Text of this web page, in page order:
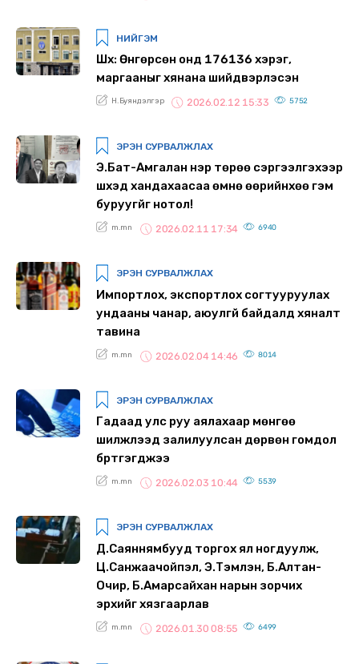
НИЙГЭМ
Шүүх: Өнгөрсөн онд 176136 хэрэг,
маргааныг хянана шийдвэрлэсэн
Н.Буяндэлгэр 2026.02.12 15:33 5752
ЭРЭН СУРВАЛЖЛАХ
Э.Бат-Амгалан нэр төрөө сэргээлгэхээр
шүүхэд хандахаасаа өмнө өөрийнхөө гэм
буруугүйг нотол!
m.mn 2026.02.11 17:34 6940
ЭРЭН СУРВАЛЖЛАХ
Импортлох, экспортлох согтууруулах
ундааны чанар, аюулгүй байдалд хяналт
тавина
m.mn 2026.02.04 14:46 8014
ЭРЭН СУРВАЛЖЛАХ
Гадаад улс руу аялахаар мөнгөө
шилжүүлээд залилуулсан дөрвөн гомдол
бүртгэгджээ
m.mn 2026.02.03 10:44 5539
ЭРЭН СУРВАЛЖЛАХ
Д.Саяннямбууд торгох ял ногдуулж,
Ц.Санжаачойпэл, Э.Тэмүүлэн, Б.Алтан-
Очир, Б.Амарсайхан нарын зорчих
эрхийг хязгаарлав
m.mn 2026.01.30 08:55 6499